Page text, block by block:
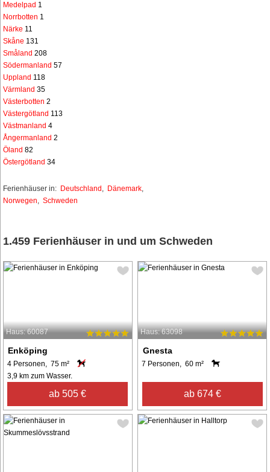
Medelpad 1
Norrbotten 1
Närke 11
Skåne 131
Småland 208
Södermanland 57
Uppland 118
Värmland 35
Västerbotten 2
Västergötland 113
Västmanland 4
Ångermanland 2
Öland 82
Östergötland 34
Ferienhäuser in: Deutschland , Dänemark,
Norwegen, Schweden
1.459 Ferienhäuser in und um Schweden
Haus: 60087
Enköping
4 Personen, 75 m²
3,9 km zum Wasser.
ab 505 €
Haus: 63098
Gnesta
7 Personen, 60 m²
ab 674 €